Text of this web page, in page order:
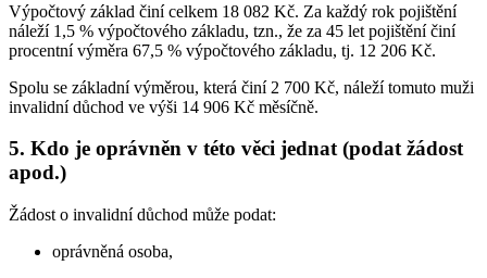
Výpočtový základ činí celkem 18 082 Kč. Za každý rok pojištění
náleží 1,5 % výpočtového základu, tzn., že za 45 let pojištění činí
procentní výměra 67,5 % výpočtového základu, tj. 12 206 Kč.
Spolu se základní výměrou, která činí 2 700 Kč, náleží tomuto muži
invalidní důchod ve výši 14 906 Kč měsíčně.
5. Kdo je oprávněn v této věci jednat (podat žádost
apod.)
Žádost o invalidní důchod může podat:
oprávněná osoba,